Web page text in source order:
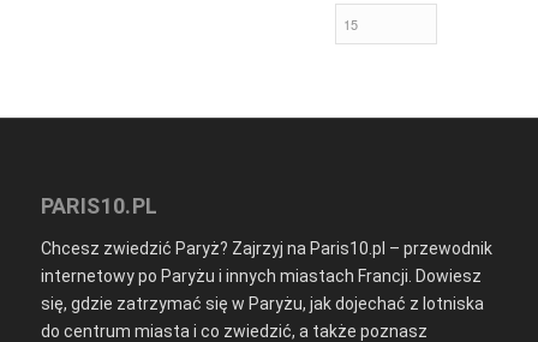
PARIS10.PL
Chcesz zwiedzić Paryż? Zajrzyj na Paris10.pl – przewodnik
internetowy po Paryżu i innych miastach Francji. Dowiesz
się, gdzie zatrzymać się w Paryżu, jak dojechać z lotniska
do centrum miasta i co zwiedzić, a także poznasz